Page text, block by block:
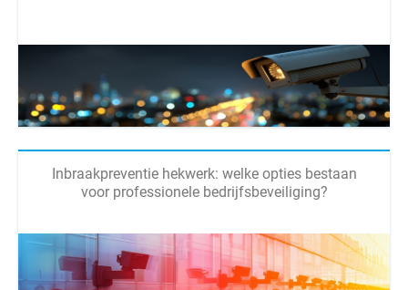
Inbraakpreventie hekwerk: welke opties bestaan
voor professionele bedrijfsbeveiliging?